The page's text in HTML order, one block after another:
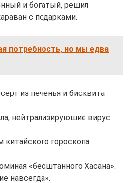
и богатый, решил
с подарками.
потребность, но мы едва
из печенья и бисквита
нейтрализируюшие вирус
китайского гороскопа
«бесштанного Хасана».
навсегда».